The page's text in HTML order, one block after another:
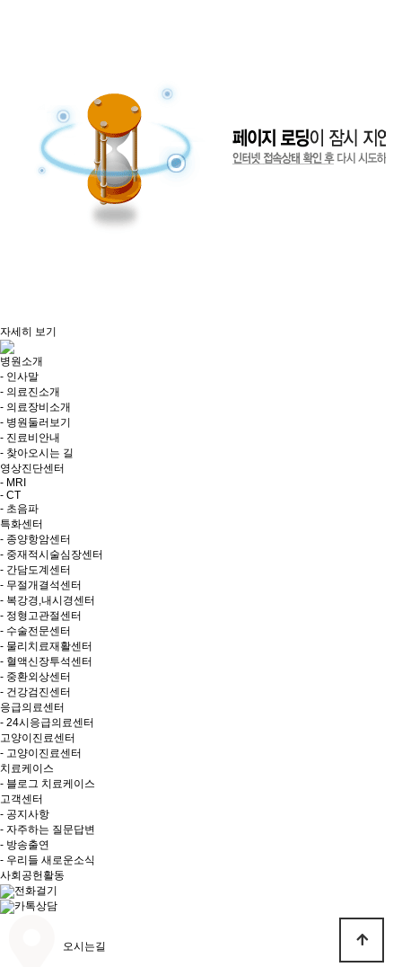
자세히 보기
병원소개
- 인사말
- 의료진소개
- 의료장비소개
- 병원둘러보기
- 진료비안내
- 찾아오시는 길
영상진단센터
- MRI
- CT
- 초음파
특화센터
- 종양항암센터
- 중재적시술심장센터
- 간담도계센터
- 무절개결석센터
- 복강경,내시경센터
- 정형고관절센터
- 수술전문센터
- 물리치료재활센터
- 혈액신장투석센터
- 중환외상센터
- 건강검진센터
응급의료센터
- 24시응급의료센터
고양이진료센터
- 고양이진료센터
치료케이스
- 블로그 치료케이스
고객센터
- 공지사항
- 자주하는 질문답변
- 방송출연
- 우리들 새로운소식
사회공헌활동
전화걸기
카톡상담
오시는길